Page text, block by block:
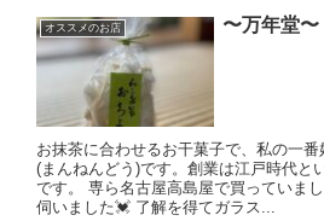
オススメのお店 〜万年堂〜
お抹茶に合わせるお干菓子で、私の一
(まんねんどう)です。創業は江戸時代と
です。 専ら名古屋高島屋で買っていま
伺いました💓 了解を得てガラス...